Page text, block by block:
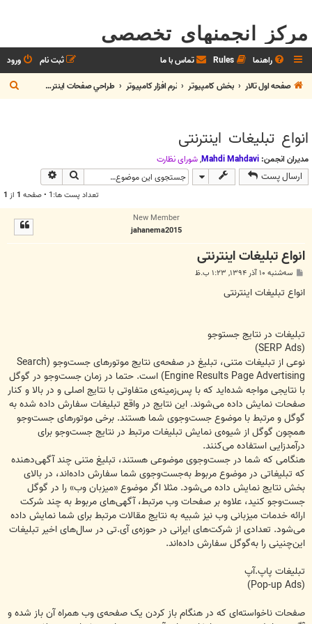
مرکز انجمنهای تخصصی
راهنما Rules تماس با ما ورود
ثبت نام
صفحه اول تالار
بخش كامپيوتر نرم افزار كامپيوتر طراحي صفحات اينترنتي
س
انواع تبلیغات اینترنتی
مدیران انجمن: Mahdi Mahdavi
,شوراي نظارت
ارسال پست جستجو
تعداد پست ها:1 • صفحه 1 از 1
New Member
jahanema2015
انواع تبلیغات اینترنتی
ت
سه‌شنبه ۱۰ آذر ۱۳۹۴, ۱:۲۳ ب.ظ
انواع تبلیغات اینترنتی
تبلیغات در نتایج جست‏وجو
(SERP Ads)
نوعی از تبلیغات متنی، تبلیغ در صفحه‌ی نتایج موتورهای جست‌وجو (Search
Engine Results Page Advertising) است. حتما در زمان جست‌وجو در گوگل
با نتایجی مواجه شده‌اید که با پس‌زمینه‌ی متفاوتی با نتایج اصلی و در بالا و کنار
صفحات نمایش داده می‌شوند. این نتایج در واقع تبلیغات سفارش داده شده به
گوگل و مرتبط با موضوع جست‌وجوی شما هستند. برخی موتورهای جست‌وجو
همچون گوگل از شیوه‌ی نمایش تبلیغات مرتبط در نتایج جست‌وجو برای
درآمدزایی استفاده می‌کنند.
هنگامی که شما در جست‌وجوی موضوعی هستند، تبلیغ متنی چند آگهی‌دهنده
که تبلیغاتی در موضوع مربوط به‌جست‌وجوی شما سفارش داده‌اند، در بالای
بخش نتایج نمایش داده می‌شود. مثلا اگر موضوع «میزبان وب» را در گوگل
جست‌وجو کنید، علاوه بر صفحات وب مرتبط، آگهی‌های مربوط به چند شرکت
ارائه خدمات میزبانی وب نیز شبیه به نتایج مقالات مرتبط برای شما نمایش داده
می‌شود. تعدادی از شرکت‌های ایرانی در حوزه‌ی آی.تی در سال‌های اخیر تبلیغات
این‌چنینی را به‌گوگل سفارش داده‌اند.
تبلیغات پاپ.آپ
(Pop-up Ads)
صفحات ناخواسته‌ای که در هنگام باز کردن یک صفحه‌ی وب همراه آن باز شده و